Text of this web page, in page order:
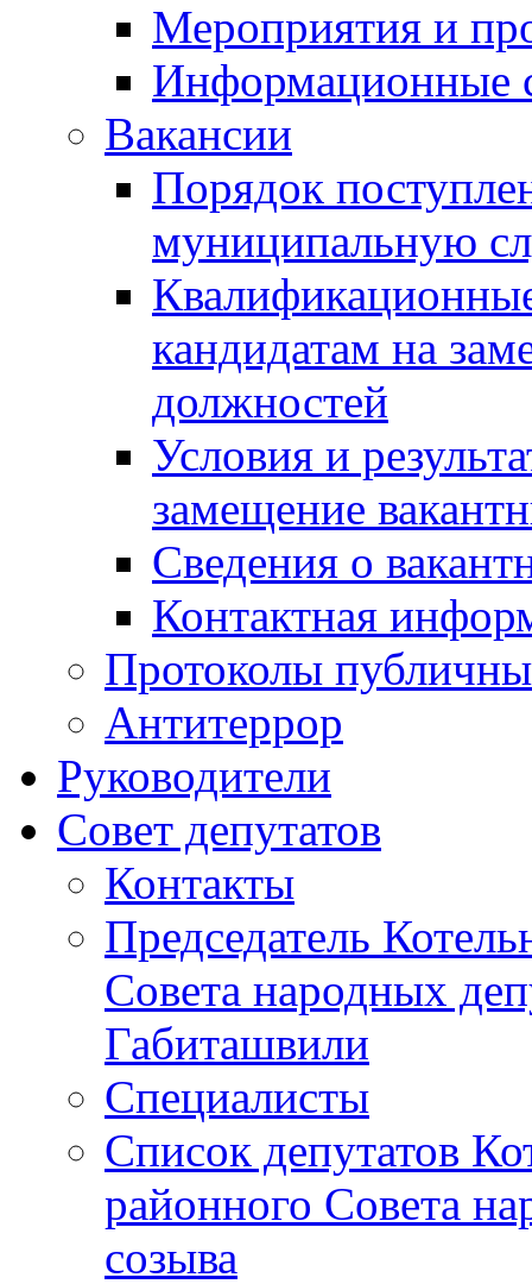
Мероприятия и
Информационные
Вакансии
Порядок
муниципальную
кандидатам на
должностей
Условия и
замещение
Сведения о
Контактная
Протоколы
Антитеррор
Руководители
Совет депутатов
Контакты
Председатель
Совета народных
Габиташвили
Специалисты
Список депутатов
районного Совета
созыва